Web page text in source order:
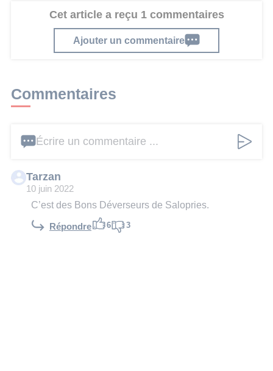
Cet article a reçu 1 commentaires
Ajouter un commentaire
Commentaires
Écrire un commentaire ...
Tarzan
10 juin 2022
C’est des Bons Déverseurs de Salopries.
Répondre 6 3